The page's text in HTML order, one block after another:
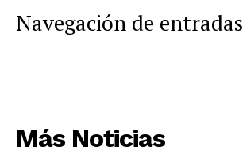
Navegación de entradas
Más Noticias